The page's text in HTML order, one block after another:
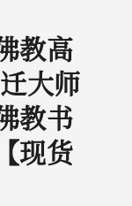
教高
大师
教书
现货